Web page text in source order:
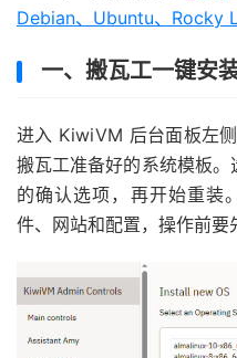
Debian、Ubuntu、Rocky
一、搬瓦工一键安
进入 KiwiVM 后台面板左
搬瓦工准备好的系统模板
的确认选项，再开始重装
件、网站和配置，操作前要